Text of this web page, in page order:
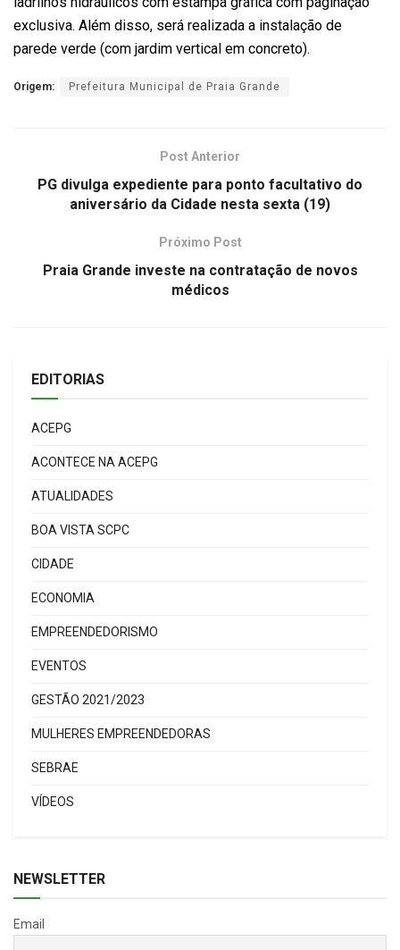
exclusiva. Além disso, será realizada a instalação de
parede verde (com jardim vertical em concreto).
Origem: Prefeitura Municipal de Praia Grande
Post Anterior
PG divulga expediente para ponto facultativo do
aniversário da Cidade nesta sexta (19)
Próximo Post
Praia Grande investe na contratação de novos
médicos
EDITORIAS
ACEPG
ACONTECE NA ACEPG
ATUALIDADES
BOA VISTA SCPC
CIDADE
ECONOMIA
EMPREENDEDORISMO
EVENTOS
GESTÃO 2021/2023
MULHERES EMPREENDEDORAS
SEBRAE
VÍDEOS
NEWSLETTER
Email